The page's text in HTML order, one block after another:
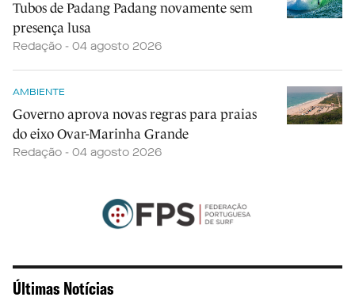
Tubos de Padang Padang novamente sem
presença lusa
Redação - 04 agosto 2026
AMBIENTE
Governo aprova novas regras para praias
do eixo Ovar-Marinha Grande
Redação - 04 agosto 2026
Últimas Notícias